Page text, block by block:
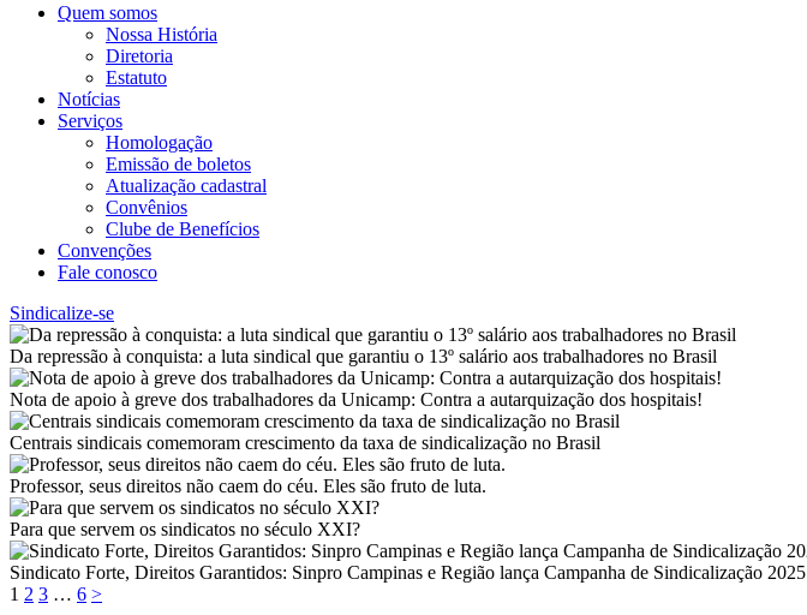
Quem somos
Nossa História
Diretoria
Estatuto
Notícias
Serviços
Homologação
Emissão de boletos
Atualização cadastral
Convênios
Clube de Benefícios
Convenções
Fale conosco
Sindicalize-se
Da repressão à conquista: a luta sindical que garantiu o 13º salário aos trabalhadores no Brasil
Nota de apoio à greve dos trabalhadores da Unicamp: Contra a autarquização dos hospitais!
Centrais sindicais comemoram crescimento da taxa de sindicalização no Brasil
Professor, seus direitos não caem do céu. Eles são fruto de luta.
Para que servem os sindicatos no século XXI?
Sindicato Forte, Direitos Garantidos: Sinpro Campinas e Região lança Campanha de Sindicalização 2025
Paginação
Page
1 Page
2 Page
3 … Page
6 >